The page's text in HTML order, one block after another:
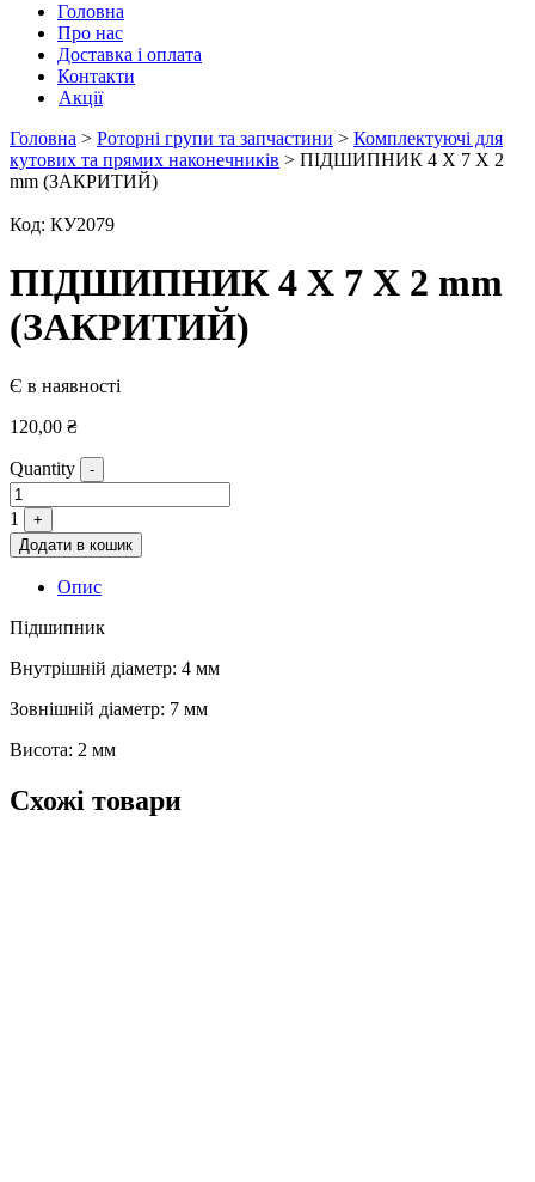
Головна
Про нас
Доставка і оплата
Контакти
Акції
Головна > Роторні групи та запчастини > Комплектуючі для
кутових та прямих наконечників > ПІДШИПНИК 4 Х 7 Х 2
mm (ЗАКРИТИЙ)
Код: КУ2079
ПІДШИПНИК 4 Х 7 Х 2 mm
(ЗАКРИТИЙ)
Є в наявності
120,00 ₴
Quantity -
1
+
Додати в кошик
Опис
Підшипник
Внутрішній діаметр: 4 мм
Зовнішній діаметр: 7 мм
Висота: 2 мм
Схожі товари